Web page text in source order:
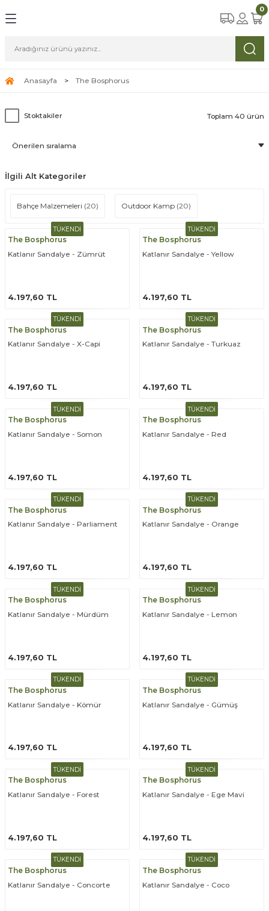
Aksesuarları
ve Eldivenler
0
Anasayfa The Bosphorus
Stoktakiler Toplam 40 ürün
İlgili Alt Kategoriler
Bahçe Malzemeleri (20) Outdoor Kamp (20)
TÜKENDİ
The Bosphorus
Katlanır Sandalye - Zümrüt
4.197,60 TL
TÜKENDİ
The Bosphorus
Katlanır Sandalye - Yellow
4.197,60 TL
TÜKENDİ
The Bosphorus
Katlanır Sandalye - X-Capi
4.197,60 TL
TÜKENDİ
The Bosphorus
Katlanır Sandalye - Turkuaz
4.197,60 TL
TÜKENDİ
The Bosphorus
Katlanır Sandalye - Somon
4.197,60 TL
TÜKENDİ
The Bosphorus
Katlanır Sandalye - Red
4.197,60 TL
TÜKENDİ
The Bosphorus
Katlanır Sandalye - Parliament
4.197,60 TL
TÜKENDİ
The Bosphorus
Katlanır Sandalye - Orange
4.197,60 TL
TÜKENDİ
The Bosphorus
Katlanır Sandalye - Mürdüm
4.197,60 TL
TÜKENDİ
The Bosphorus
Katlanır Sandalye - Lemon
4.197,60 TL
TÜKENDİ
The Bosphorus
Katlanır Sandalye - Kömür
4.197,60 TL
TÜKENDİ
The Bosphorus
Katlanır Sandalye - Gümüş
4.197,60 TL
TÜKENDİ
The Bosphorus
Katlanır Sandalye - Forest
4.197,60 TL
TÜKENDİ
The Bosphorus
Katlanır Sandalye - Ege Mavi
4.197,60 TL
TÜKENDİ
The Bosphorus
Katlanır Sandalye - Concorte
TÜKENDİ
The Bosphorus
Katlanır Sandalye - Coco